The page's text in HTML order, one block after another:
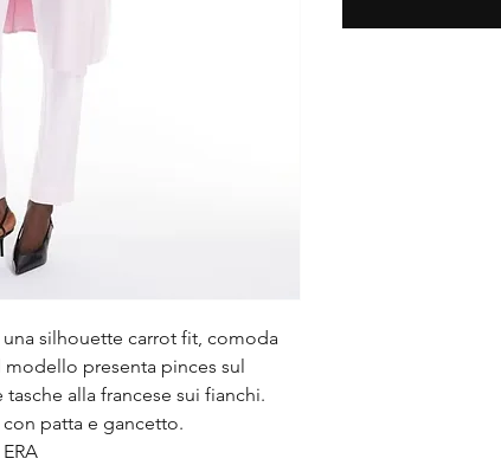
silhouette carrot fit, comoda
presenta pinces sul
alla francese sui fianchi.
patta e gancetto.